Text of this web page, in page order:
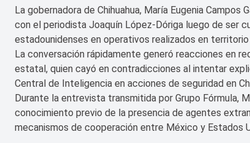
La gobernadora de Chihuahua, María Eugenia
con el periodista Joaquín López-Dóriga luego de ser
estadounidenses en operativos realizados en territorio
La conversación rápidamente generó reacciones en
estatal, quien cayó en contradicciones al intentar
Central de Inteligencia en acciones de seguridad en
Durante la entrevista transmitida por Grupo Fórmula,
conocimiento previo de la presencia de agentes
mecanismos de cooperación entre México y Estados